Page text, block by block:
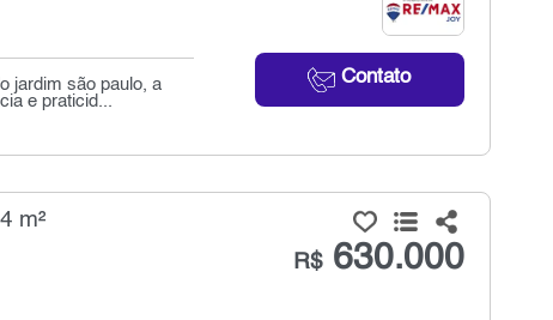
Contato
jardim são paulo, a
e praticid...
m²
R$630.000